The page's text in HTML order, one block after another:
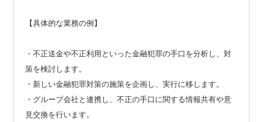
【具体的な業務の例】
・不正送金や不正利用といった金融犯罪の手口を分析し、対
策を検討します。
・新しい金融犯罪対策の施策を企画し、実行に移します。
・グループ会社と連携し、不正の手口に関する情報共有や意
見交換を行います。